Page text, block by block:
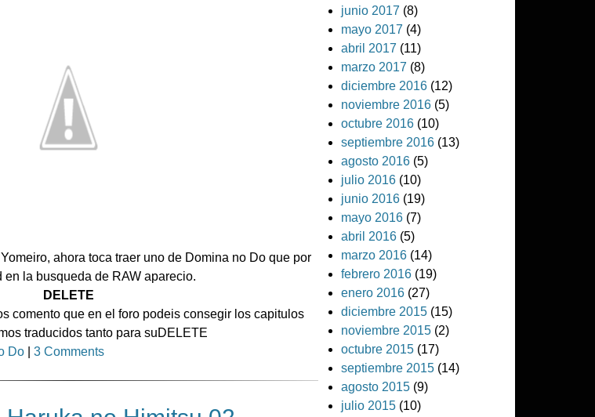
ahora toca traer uno de Domina no Do que por
en la busqueda de RAW aparecio.
DELETE
comento que en el foro podeis consegir los capitulos
traducidos tanto para suDELETE
Do 3 Comments
junio 2017 (8)
mayo 2017 (4)
abril 2017 (11)
marzo 2017 (8)
diciembre 2016 (12)
noviembre 2016 (5)
octubre 2016 (10)
septiembre 2016 (13)
agosto 2016 (5)
julio 2016 (10)
junio 2016 (19)
mayo 2016 (7)
abril 2016 (5)
marzo 2016 (14)
febrero 2016 (19)
enero 2016 (27)
diciembre 2015 (15)
noviembre 2015 (2)
octubre 2015 (17)
septiembre 2015 (14)
agosto 2015 (9)
julio 2015 (10)